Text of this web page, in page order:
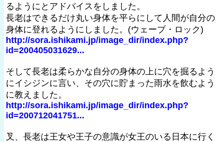
るようにとアドバイスをしました。
長老はできるだけ丸い身体を平らにして人間が自分の
身体に登れるようにしました。(ウェーブ・ロック)
http://sora.ishikami.jp/image_dir/index.php?
id=200405031629...
そして長老は柔らかな自分の身体の上に穴を掘るよう
にイシジンに言い、その穴に貯まった雨水を飲むよう
に教えました。
http://sora.ishikami.jp/image_dir/index.php?
id=200712041751...
叉、長老は王女や王子の意識が女王のいる日本に行く